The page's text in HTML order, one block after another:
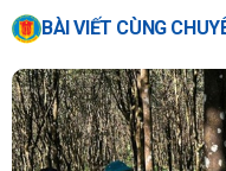
BÀI VIẾT CÙNG